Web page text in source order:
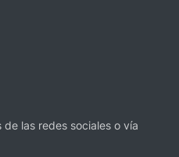
las redes sociales o vía